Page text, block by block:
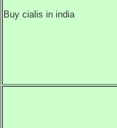
Buy cialis in india